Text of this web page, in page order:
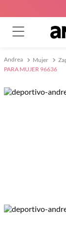
Mujer
PARA MUJER 96636